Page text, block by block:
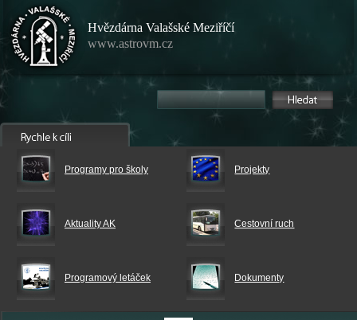
Hvězdárna Valašské Meziříčí
www.astrovm.cz
Programy pro školy Projekty
Aktuality AK Cestovní ruch
Programový letáček Dokumenty